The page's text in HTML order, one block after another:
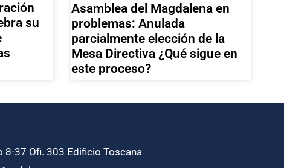
su
Asamblea del Magdalena en
problemas: Anulada
parcialmente elección de la
Mesa Directiva ¿Qué sigue en
este proceso?
8-37 Ofi. 303 Edificio Toscana